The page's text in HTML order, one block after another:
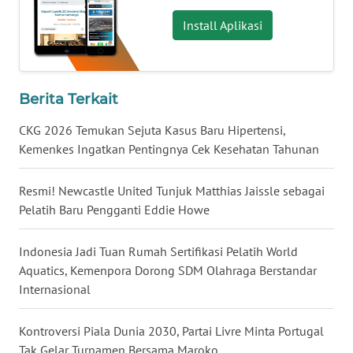
Install Aplikasi
Berita Terkait
CKG 2026 Temukan Sejuta Kasus Baru Hipertensi,
Kemenkes Ingatkan Pentingnya Cek Kesehatan Tahunan
Resmi! Newcastle United Tunjuk Matthias Jaissle sebagai
Pelatih Baru Pengganti Eddie Howe
Indonesia Jadi Tuan Rumah Sertifikasi Pelatih World
Aquatics, Kemenpora Dorong SDM Olahraga Berstandar
Internasional
Kontroversi Piala Dunia 2030, Partai Livre Minta Portugal
Tak Gelar Turnamen Bersama Maroko
WN
NUSANTARA
WN
WN
JATIM
WN
BALI
WN
KALBAR
WN
KALTENG